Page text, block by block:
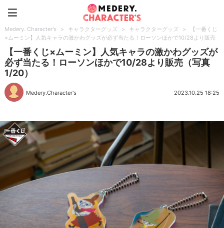
Medery. Character's > キャラクターグッズ > キャラクターグッズ >
【一番くじ
×ムーミン】人気キャラの激かわグッズが必ず当たる！ローソンほかで10/28より販売
【一番くじ×ムーミン】人気キャラの激かわグッズが
必ず当たる！ローソンほかで10/28より販売（写真
1/20）
Medery.Character's 2023.10.25 18:25